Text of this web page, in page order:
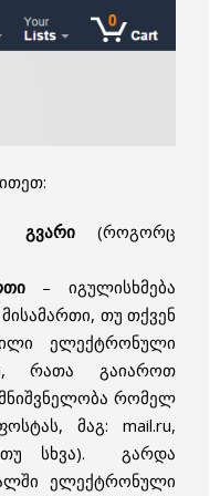
გვარი(როგორც
– იგულისხმება
თუ თქვენ
ელექტრონული
რათა გაიაროთ
რომელ
მაგ: mail.ru,
თუ სხვა). გარდა
ელექტრონული